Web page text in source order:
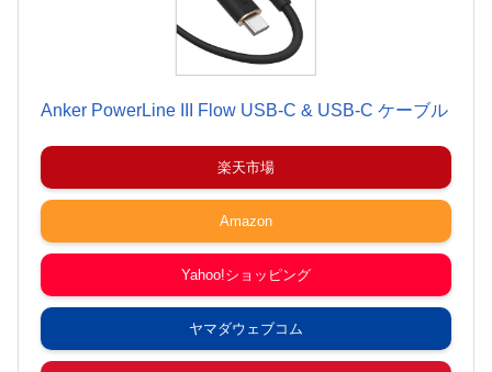
Anker PowerLine III Flow USB-C & USB-C ケーブル
楽天市場
Amazon
Yahoo!ショッピング
ヤマダウェブコム